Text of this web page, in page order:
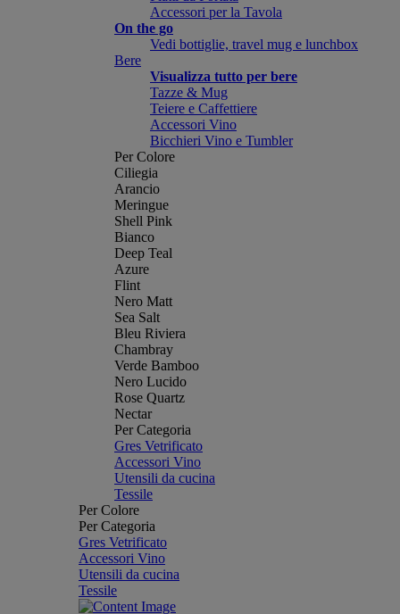
Accessori per la Tavola
On the go
Vedi bottiglie, travel mug e lunchbox
Bere
Visualizza tutto per bere
Tazze & Mug
Teiere e Caffettiere
Accessori Vino
Bicchieri Vino e Tumbler
Per Colore
Ciliegia
Arancio
Meringue
Shell Pink
Bianco
Deep Teal
Azure
Flint
Nero Matt
Sea Salt
Bleu Riviera
Chambray
Verde Bamboo
Nero Lucido
Rose Quartz
Nectar
Per Categoria
Gres Vetrificato
Accessori Vino
Utensili da cucina
Tessile
Per Colore
Per Categoria
Gres Vetrificato
Accessori Vino
Utensili da cucina
Tessile